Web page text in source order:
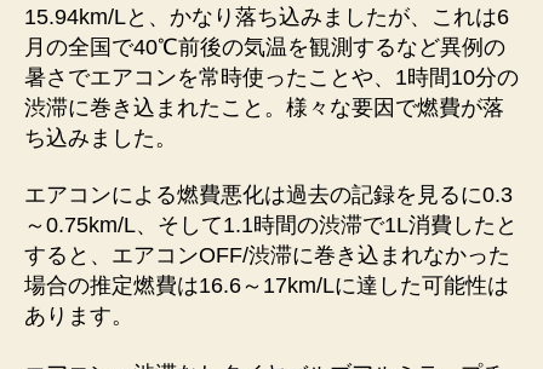
15.94km/Lと、かなり落ち込みましたが、これは6
月の全国で40℃前後の気温を観測するなど異例の
暑さでエアコンを常時使ったことや、1時間10分の
渋滞に巻き込まれたこと。様々な要因で燃費が落
ち込みました。
エアコンによる燃費悪化は過去の記録を見るに0.3
～0.75km/L、そして1.1時間の渋滞で1L消費したと
すると、エアコンOFF/渋滞に巻き込まれなかった
場合の推定燃費は16.6～17km/Lに達した可能性は
あります。